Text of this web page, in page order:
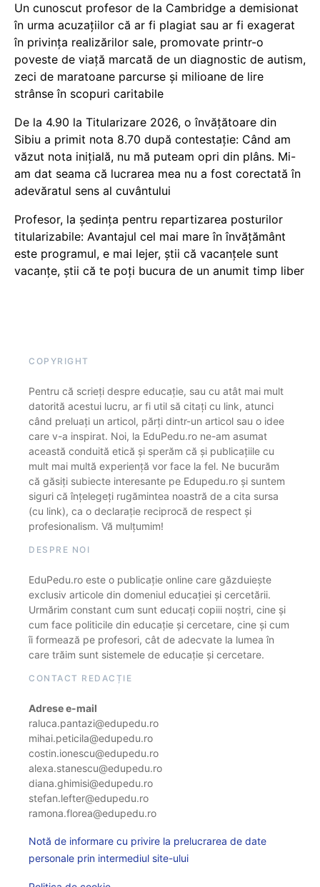
Un cunoscut profesor de la Cambridge a demisionat
în urma acuzațiilor că ar fi plagiat sau ar fi exagerat
în privința realizărilor sale, promovate printr-o
poveste de viață marcată de un diagnostic de autism,
zeci de maratoane parcurse și milioane de lire
strânse în scopuri caritabile
De la 4.90 la Titularizare 2026, o învățătoare din
Sibiu a primit nota 8.70 după contestație: Când am
văzut nota inițială, nu mă puteam opri din plâns. Mi-
am dat seama că lucrarea mea nu a fost corectată în
adevăratul sens al cuvântului
Profesor, la ședința pentru repartizarea posturilor
titularizabile: Avantajul cel mai mare în învățământ
este programul, e mai lejer, știi că vacanțele sunt
vacanţe, știi că te poți bucura de un anumit timp liber
COPYRIGHT
Pentru că scrieți despre educație, sau cu atât mai mult
datorită acestui lucru, ar fi util să citați cu link, atunci
când preluați un articol, părți dintr-un articol sau o idee
care v-a inspirat. Noi, la EduPedu.ro ne-am asumat
această conduită etică și sperăm că și publicațiile cu
mult mai multă experiență vor face la fel. Ne bucurăm
că găsiți subiecte interesante pe Edupedu.ro și suntem
siguri că înțelegeți rugămintea noastră de a cita sursa
(cu link), ca o declarație reciprocă de respect și
profesionalism. Vă mulțumim!
DESPRE NOI
EduPedu.ro este o publicație online care găzduiește
exclusiv articole din domeniul educației și cercetării.
Urmărim constant cum sunt educați copiii noștri, cine și
cum face politicile din educație și cercetare, cine și cum
îi formează pe profesori, cât de adecvate la lumea în
care trăim sunt sistemele de educație și cercetare.
CONTACT REDACȚIE
Adrese e-mail
raluca.pantazi@edupedu.ro
mihai.peticila@edupedu.ro
costin.ionescu@edupedu.ro
alexa.stanescu@edupedu.ro
diana.ghimisi@edupedu.ro
stefan.lefter@edupedu.ro
ramona.florea@edupedu.ro
Notă de informare cu privire la prelucrarea de date
personale prin intermediul site-ului